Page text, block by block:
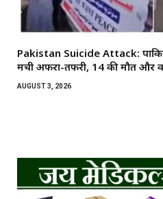
Pakistan Suicide Attack:
मची अफरा-तफरी, 14 की मौत और
AUGUST 3, 2026